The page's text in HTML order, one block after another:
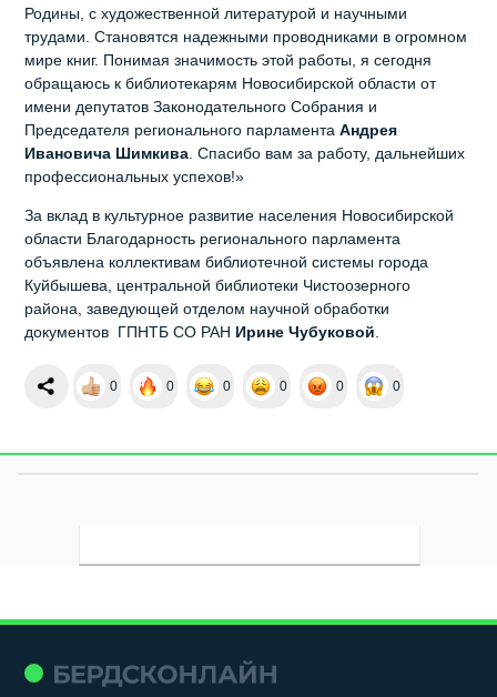
Родины, с художественной литературой и научными
трудами. Становятся надежными проводниками в огромном
мире книг. Понимая значимость этой работы, я сегодня
обращаюсь к библиотекарям Новосибирской области от
имени депутатов Законодательного Собрания и
Председателя регионального парламентаАндрея
Ивановича Шимкива . Спасибо вам за работу, дальнейших
профессиональных успехов!»
За вклад в культурное развитие населения Новосибирской
области Благодарность регионального парламента
объявлена коллективам библиотечной системы города
Куйбышева, центральной библиотеки Чистоозерного
района, заведующей отделом научной обработки
документов ГПНТБ СО РАН Ирине Чубуковой
0 0 0 0 0 0